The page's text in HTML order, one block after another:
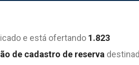
e está ofertando 1.823
de cadastro de reserva